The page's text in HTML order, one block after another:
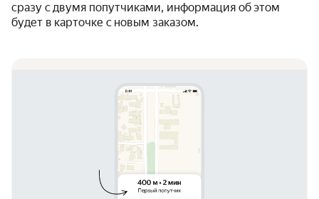
сразу с двумя попутчиками, информация об этом
будет в карточке с новым заказом.